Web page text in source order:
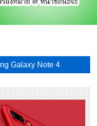
Galaxy Note 4